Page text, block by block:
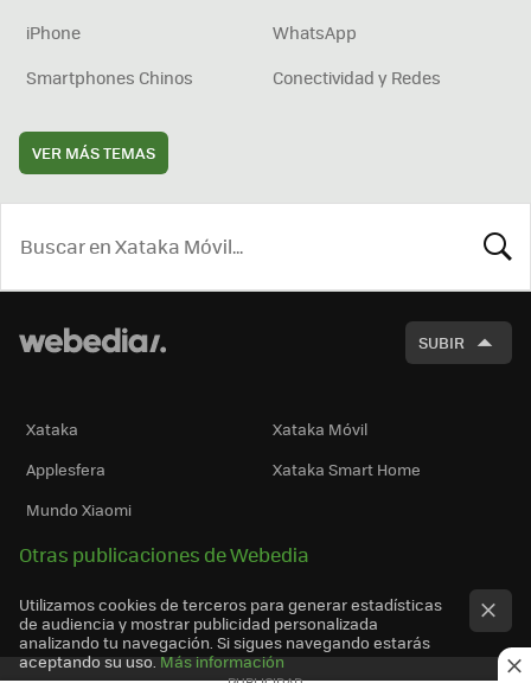
iPhone
WhatsApp
Smartphones Chinos
Conectividad y Redes
VER MÁS TEMAS
SUBIR
Xataka
Xataka Móvil
Applesfera
Xataka Smart Home
Mundo Xiaomi
Otras publicaciones de Webedia
Utilizamos cookies de terceros para generar estadísticas
de audiencia y mostrar publicidad personalizada
analizando tu navegación. Si sigues navegando estarás
aceptando su uso. Más información